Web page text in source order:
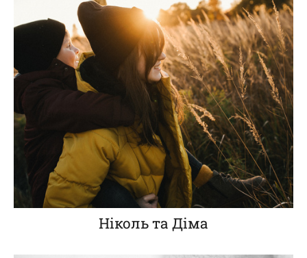
Ніколь та Діма